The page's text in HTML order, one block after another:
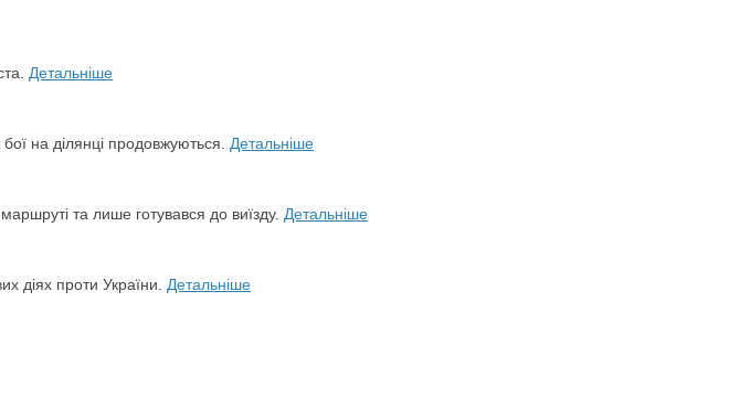
Детальніше
на ділянці продовжуються. Детальніше
та лише готувався до виїзду. Детальніше
діях проти України. Детальніше